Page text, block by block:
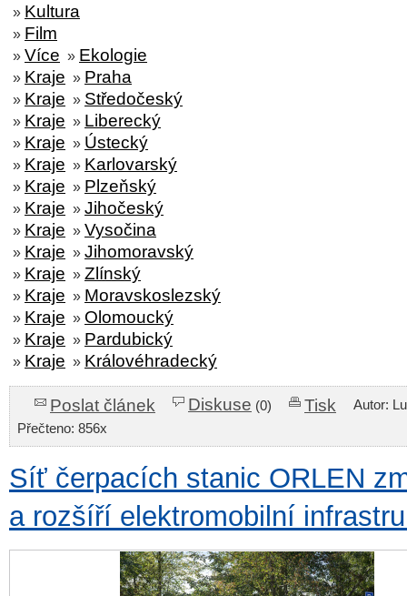
» Kultura
» Film
» Více » Ekologie
» Kraje » Praha
» Kraje » Středočeský
» Kraje » Liberecký
» Kraje » Ústecký
» Kraje » Karlovarský
» Kraje » Plzeňský
» Kraje » Jihočeský
» Kraje » Vysočina
» Kraje » Jihomoravský
» Kraje » Zlínský
» Kraje » Moravskoslezský
» Kraje » Olomoucký
» Kraje » Pardubický
» Kraje » Královéhradecký
Poslat článek Diskuse (0) Tisk
Autor:
Přečteno: 856x
Síť čerpacích stanic ORLEN
a rozšíří elektromobilní